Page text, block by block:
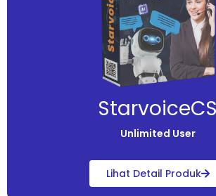
StarvoiceCS
Unlimited User
Lihat Detail Produk